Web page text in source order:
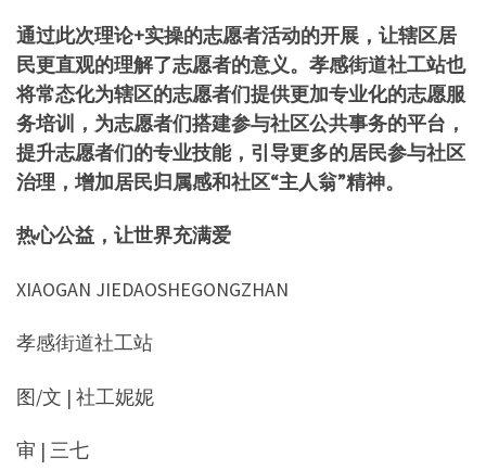
通过此次理论+实操的志愿者活动的开展，让辖区居
民更直观的理解了志愿者的意义。孝感街道社工站也
将常态化为辖区的志愿者们提供更加专业化的志愿服
务培训，为志愿者们搭建参与社区公共事务的平台，
提升志愿者们的专业技能，引导更多的居民参与社区
治理，增加居民归属感和社区“主人翁”精神。
热心公益，让世界充满爱
XIAOGAN JIEDAOSHEGONGZHAN
孝感街道社工站
图/文 | 社工妮妮
审 | 三七